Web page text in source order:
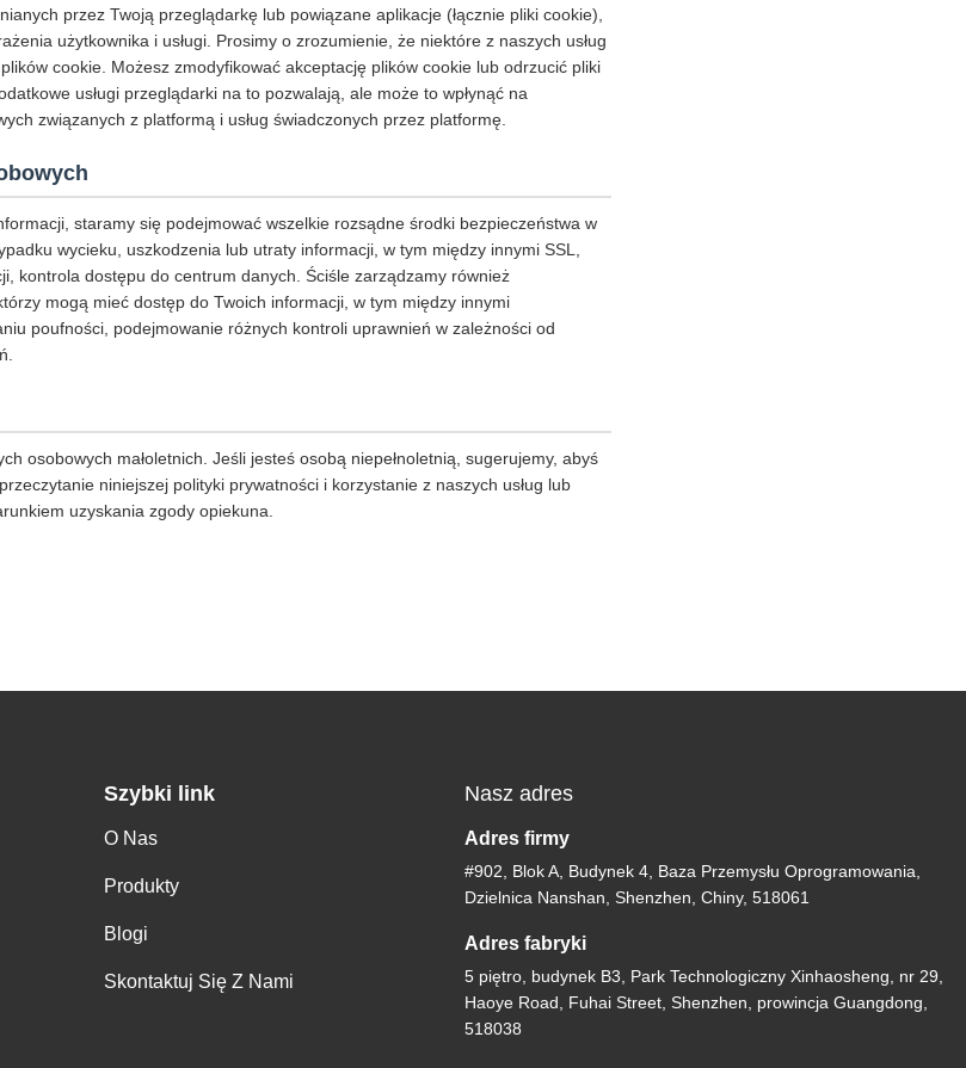
przez Twoją przeglądarkę lub powiązane aplikacje (łącznie pliki cookie),
użytkownika i usługi. Prosimy o zrozumienie, że niektóre z naszych usług
cookie. Możesz zmodyfikować akceptację plików cookie lub odrzucić pliki
usługi przeglądarki na to pozwalają, ale może to wpłynąć na
związanych z platformą i usług świadczonych przez platformę.
staramy się podejmować wszelkie rozsądne środki bezpieczeństwa w
wycieku, uszkodzenia lub utraty informacji, w tym między innymi SSL,
kontrola dostępu do centrum danych. Ściśle zarządzamy również
mogą mieć dostęp do Twoich informacji, w tym między innymi
poufności, podejmowanie różnych kontroli uprawnień w zależności od
osobowych małoletnich. Jeśli jesteś osobą niepełnoletnią, sugerujemy, abyś
niniejszej polityki prywatności i korzystanie z naszych usług lub
uzyskania zgody opiekuna.
Szybki link
O Nas
Produkty
Blogi
Skontaktuj Się Z Nami
Nasz adres
Adres firmy
#902, Blok A, Budynek 4, Baza Przemysłu Oprogramowania,
Dzielnica Nanshan, Shenzhen, Chiny, 518061
Adres fabryki
5 piętro, budynek B3, Park Technologiczny Xinhaosheng, nr 29,
Haoye Road, Fuhai Street, Shenzhen, prowincja Guangdong,
518038